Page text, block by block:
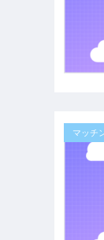
マッチ